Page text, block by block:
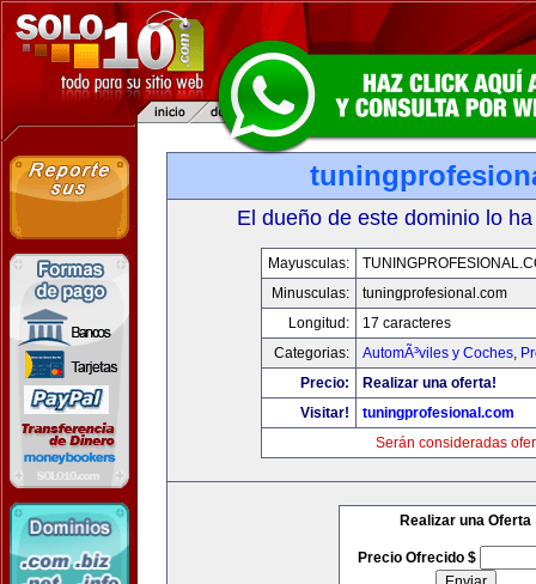
El dueño de este dominio lo
Mayusculas:
Minusculas:
tuningprofesional.com
Longitud:
17 caracteres
Categorias:
AutomÃ³viles y Coches,
Precio:
Realizar una oferta!
Visitar!
tuningprofesional.com
Serán consideradas
Realizar una Oferta
Precio Ofrecido $